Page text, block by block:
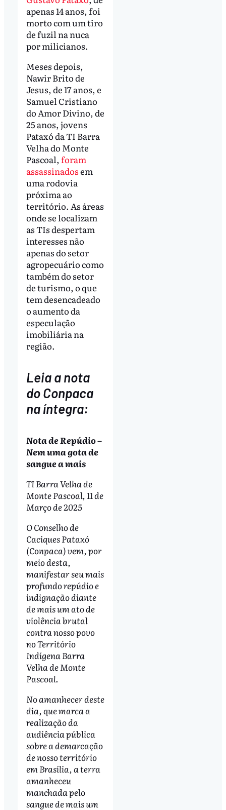
apenas 14 anos, foi
morto com um tiro
de fuzil na nuca
por milicianos.
Meses depois,
Nawir Brito de
Jesus, de 17 anos, e
Samuel Cristiano
do Amor Divino, de
25 anos, jovens
Pataxó da TI Barra
Velha do Monte
Pascoal, foram
assassinadosem
uma rodovia
próxima ao
território. As áreas
onde se localizam
as TIs despertam
interesses não
apenas do setor
agropecuário como
também do setor
de turismo, o que
tem desencadeado
o aumento da
especulação
imobiliária na
região.
Leia a nota
do Conpaca
na íntegra:
Nota de Repúdio –
Nem uma gota de
sangue a mais
TI Barra Velha de
Monte Pascoal, 11 de
Março de 2025
O Conselho de
Caciques Pataxó
(Conpaca) vem, por
meio desta,
manifestar seu mais
profundo repúdio e
indignação diante
de mais um ato de
violência brutal
contra nosso povo
no Território
Indígena Barra
Velha de Monte
Pascoal.
No amanhecer deste
dia, que marca a
realização da
audiência pública
sobre a demarcação
de nosso território
em Brasília, a terra
amanheceu
manchada pelo
sangue de mais um